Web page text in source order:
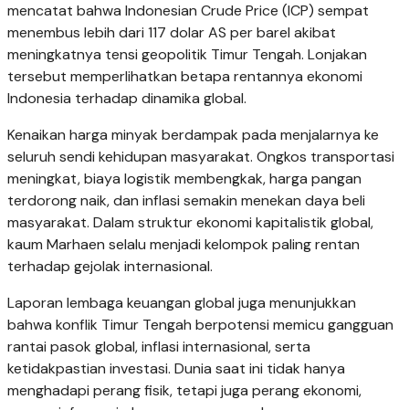
mencatat bahwa Indonesian Crude Price (ICP) sempat
menembus lebih dari 117 dolar AS per barel akibat
meningkatnya tensi geopolitik Timur Tengah. Lonjakan
tersebut memperlihatkan betapa rentannya ekonomi
Indonesia terhadap dinamika global.
Kenaikan harga minyak berdampak pada menjalarnya ke
seluruh sendi kehidupan masyarakat. Ongkos transportasi
meningkat, biaya logistik membengkak, harga pangan
terdorong naik, dan inflasi semakin menekan daya beli
masyarakat. Dalam struktur ekonomi kapitalistik global,
kaum Marhaen selalu menjadi kelompok paling rentan
terhadap gejolak internasional.
Laporan lembaga keuangan global juga menunjukkan
bahwa konflik Timur Tengah berpotensi memicu gangguan
rantai pasok global, inflasi internasional, serta
ketidakpastian investasi. Dunia saat ini tidak hanya
menghadapi perang fisik, tetapi juga perang ekonomi,